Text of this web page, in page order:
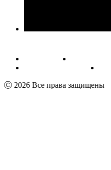
Публичная оферта
Пользовательское соглашение
Ⓒ 2026 Все права защищены